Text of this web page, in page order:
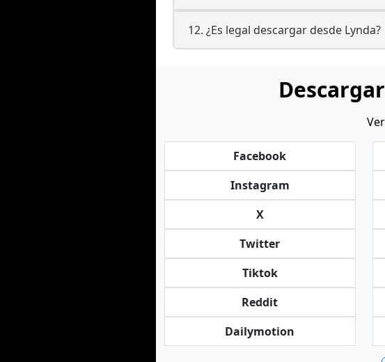
12. ¿Es legal descargar desde Lynda?
Facebook
Instagram
X
Twitter
Tiktok
Reddit
Dailymotion